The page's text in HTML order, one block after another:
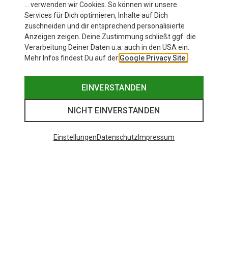
… verwenden wir Cookies. So können wir unsere
Services für Dich optimieren, Inhalte auf Dich
zuschneiden und dir entsprechend personalisierte
Anzeigen zeigen. Deine Zustimmung schließt ggf. die
Verarbeitung Deiner Daten u.a. auch in den USA ein.
Mehr Infos findest Du auf der Google Privacy Site.
EINVERSTANDEN
NICHT EINVERSTANDEN
EinstellungenDatenschutz Impressum